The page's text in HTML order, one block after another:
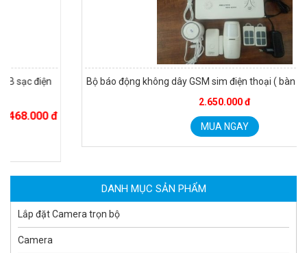
Bộ báo động không dây GSM sim điện thoại ( bàn phím cơ)TP600
DANH MỤC SẢN PHẨM
Lắp đặt Camera trọn bộ
Camera
Camera tích hợp đầu báo nhiệt 2MP Hikfire HF-VH 221